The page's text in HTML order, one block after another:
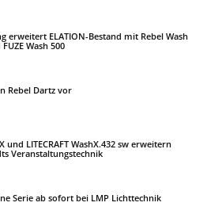
erweitert ELATION-Bestand mit Rebel Wash
Wash 500
Rebel Dartz vor
und LITECRAFT WashX.432 sw erweitern
Veranstaltungstechnik
Serie ab sofort bei LMP Lichttechnik